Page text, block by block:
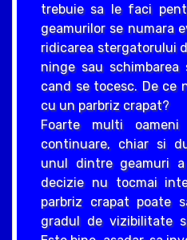
trebuie sa le faci
geamurilor se numara
ridicarea stergatorului
ninge sau
cand se tocesc. De ce
cu un parbriz crapat?
Foarte multi
continuare, chiar si
unul dintre geamuri
decizie nu tocmai
parbriz crapat poate
gradul de vizibilitate